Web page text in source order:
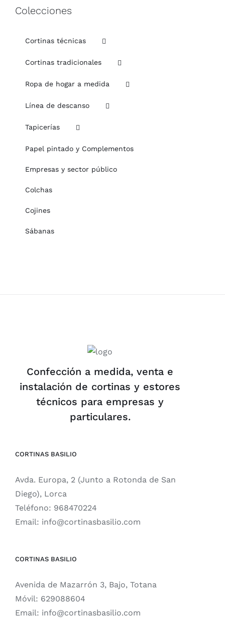
Colecciones
Cortinas técnicas
Cortinas tradicionales
Ropa de hogar a medida
Línea de descanso
Tapicerías
Papel pintado y Complementos
Empresas y sector público
Colchas
Cojines
Sábanas
Confección a medida, venta e
instalación de cortinas y estores
técnicos para empresas y
particulares.
CORTINAS BASILIO
Avda. Europa, 2 (Junto a Rotonda de San
Diego), Lorca
Teléfono: 968470224
Email: info@cortinasbasilio.com
CORTINAS BASILIO
Avenida de Mazarrón 3, Bajo, Totana
Móvil: 629088604
Email: info@cortinasbasilio.com